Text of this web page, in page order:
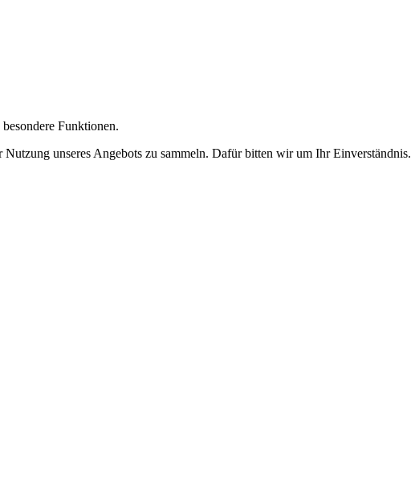
Funktionen.
unseres Angebots zu sammeln. Dafür bitten wir um Ihr Einverständnis.